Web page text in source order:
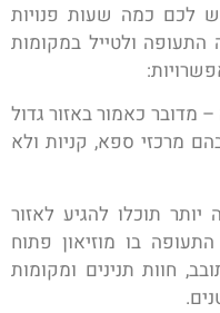
לכם כמה שעות פנויות
ולטייל במקומות
מדובר כאמור באזור גדול
מרכזי ספא, קניות ולא
תוכלו להגיע לאזור
בו מוזיאון פתוח
חוות תנינים ומקומות